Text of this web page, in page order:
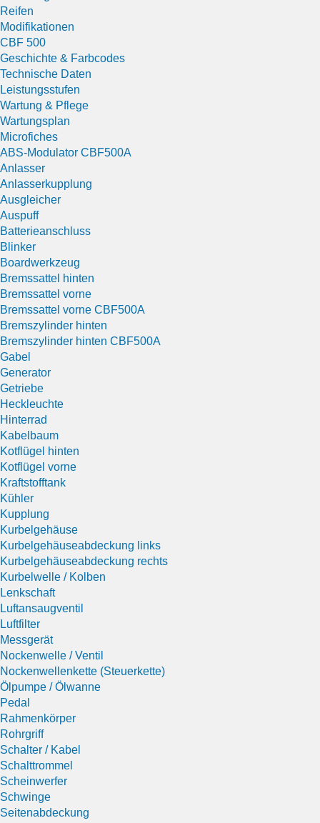
Reifen
Modifikationen
CBF 500
Geschichte & Farbcodes
Technische Daten
Leistungsstufen
Wartung & Pflege
Wartungsplan
Microfiches
ABS-Modulator CBF500A
Anlasser
Anlasserkupplung
Ausgleicher
Auspuff
Batterieanschluss
Blinker
Boardwerkzeug
Bremssattel hinten
Bremssattel vorne
Bremssattel vorne CBF500A
Bremszylinder hinten
Bremszylinder hinten CBF500A
Gabel
Generator
Getriebe
Heckleuchte
Hinterrad
Kabelbaum
Kotflügel hinten
Kotflügel vorne
Kraftstofftank
Kühler
Kupplung
Kurbelgehäuse
Kurbelgehäuseabdeckung links
Kurbelgehäuseabdeckung rechts
Kurbelwelle / Kolben
Lenkschaft
Luftansaugventil
Luftfilter
Messgerät
Nockenwelle / Ventil
Nockenwellenkette (Steuerkette)
Ölpumpe / Ölwanne
Pedal
Rahmenkörper
Rohrgriff
Schalter / Kabel
Schalttrommel
Scheinwerfer
Schwinge
Seitenabdeckung